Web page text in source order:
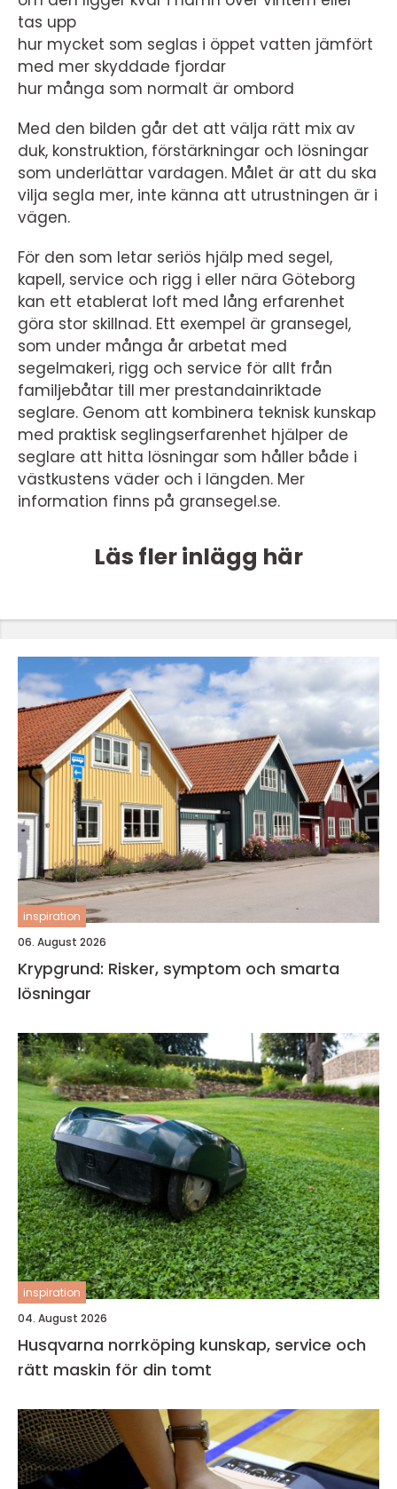
tas upp
hur mycket som seglas i öppet vatten jämfört
med mer skyddade fjordar
hur många som normalt är ombord
Med den bilden går det att välja rätt mix av
duk, konstruktion, förstärkningar och lösningar
som underlättar vardagen. Målet är att du ska
vilja segla mer, inte känna att utrustningen är i
vägen.
För den som letar seriös hjälp med segel,
kapell, service och rigg i eller nära Göteborg
kan ett etablerat loft med lång erfarenhet
göra stor skillnad. Ett exempel är gransegel,
som under många år arbetat med
segelmakeri, rigg och service för allt från
familjebåtar till mer prestandainriktade
seglare. Genom att kombinera teknisk kunskap
med praktisk seglingserfarenhet hjälper de
seglare att hitta lösningar som håller både i
västkustens väder och i längden. Mer
information finns på gransegel.se.
Läs fler inlägg här
inspiration
06. August 2026
Krypgrund: Risker, symptom och smarta
lösningar
inspiration
04. August 2026
Husqvarna norrköping kunskap, service och
rätt maskin för din tomt